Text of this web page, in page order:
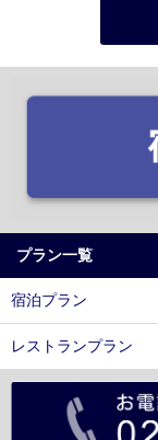
プラン一覧
宿泊プラン
レストランプラン